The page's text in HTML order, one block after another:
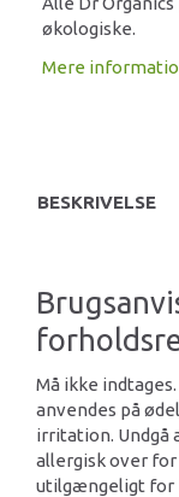
økologiske.
Mere
BESKRIVELSE
Må ikke
anvendes på
irritation. Undgå
allergisk over
utilgængeligt for